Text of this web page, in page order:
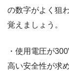
の数字がよく狙
覚えましょう。
・使用電圧が
高い安全性が求